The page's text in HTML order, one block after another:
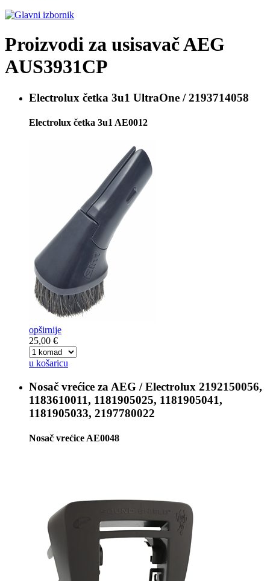
Proizvodi za usisavačAEG
AUS3931CP
Electrolux četka 3u1 UltraOne / 2193714058
Electrolux četka 3u1 AE0012
opširnije
25,00 €
u košaricu
Nosač vrećice za AEG / Electrolux 2192150056,
1183610011, 1181905025, 1181905041,
1181905033, 2197780022
Nosač vrećice AE0048